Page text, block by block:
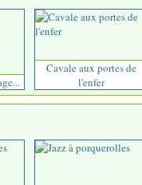
Cavale aux portes de
l'enfer